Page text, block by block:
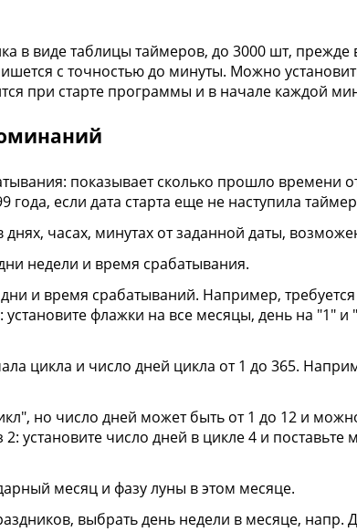
в виде таблицы таймеров, до 3000 шт, прежде
с точностью до минуты. Можно
при старте программы и в начале каждой
показывает сколько прошло времени
года, если дата старта еще не наступила
днях, часах, минутах от заданной даты,
недели и время срабатывания.
и время срабатываний. Например,
установите флажки на все месяцы, день на "1"
цикла и число дней цикла от 1 до 365.
но число дней может быть от 1 до 12 и
установите число дней в цикле 4 и поставьте
месяц и фазу луны в этом месяце.
выбрать день недели в месяце, напр.